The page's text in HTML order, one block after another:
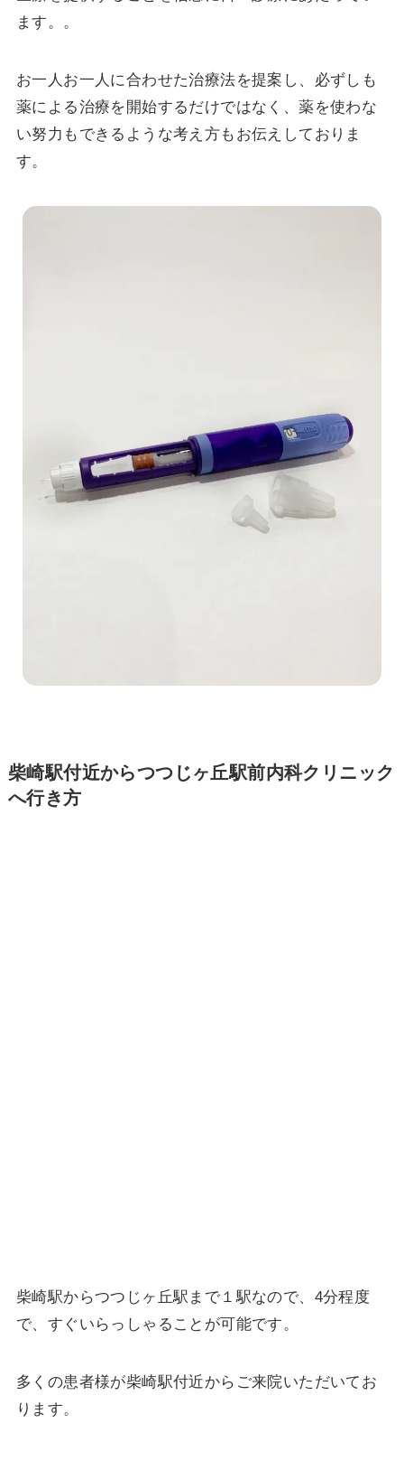
ます。。
お一人お一人に合わせた治療法を提案し、必ずしも
薬による治療を開始するだけではなく、薬を使わな
い努力もできるような考え方もお伝えしておりま
す。
柴崎駅付近からつつじヶ丘駅前内科クリニック
へ行き方
柴崎駅からつつじヶ丘駅まで１駅なので、4分程度
で、すぐいらっしゃることが可能です。
多くの患者様が柴崎駅付近からご来院いただいてお
ります。